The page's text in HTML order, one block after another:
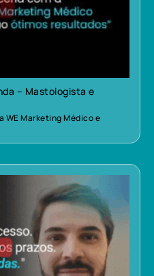
– Mastologista e
WE Marketing Médico e